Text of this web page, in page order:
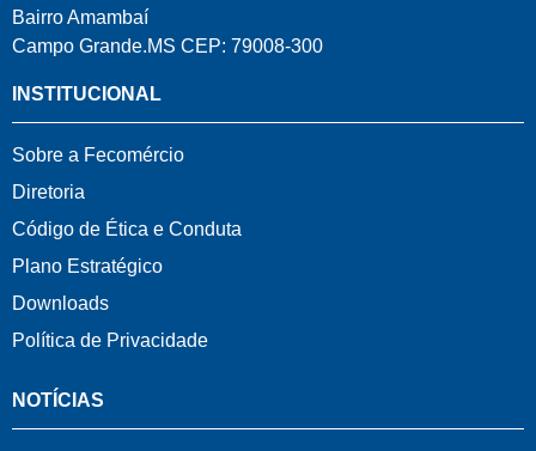
Bairro Amambaí
Campo Grande.MS CEP: 79008-300
INSTITUCIONAL
Sobre a Fecomércio
Diretoria
Código de Ética e Conduta
Plano Estratégico
Downloads
Política de Privacidade
NOTÍCIAS